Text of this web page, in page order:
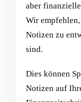
aber
Wir
Notizen zu
sind.
Dies können
Notizen auf